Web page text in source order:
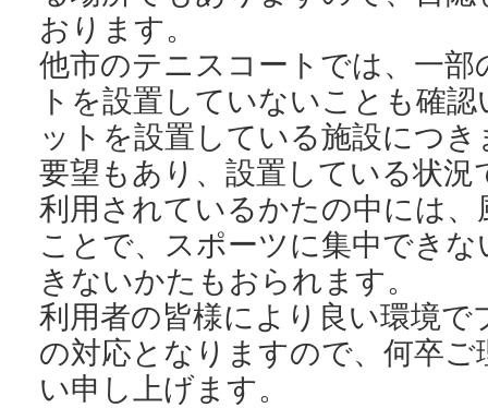
おります。
他市のテニスコートでは、一
トを設置していないことも確
ットを設置している施設につ
要望もあり、設置している状況
利用されているかたの中には
ことで、スポーツに集中でき
きないかたもおられます。
利用者の皆様により良い環境
の対応となりますので、何卒
い申し上げます。